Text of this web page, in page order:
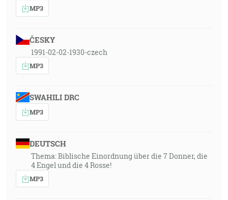
MP3
ČESKY
1991-02-02-1930-czech
MP3
SWAHILI DRC
MP3
DEUTSCH
Thema: Biblische Einordnung über die 7 Donner, die
4 Engel und die 4 Rosse!
MP3